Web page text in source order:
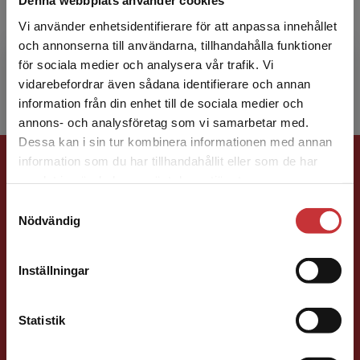
Vi använder enhetsidentifierare för att anpassa innehållet
och annonserna till användarna, tillhandahålla funktioner
för sociala medier och analysera vår trafik. Vi
vidarebefordrar även sådana identifierare och annan
information från din enhet till de sociala medier och
annons- och analysföretag som vi samarbetar med.
Dessa kan i sin tur kombinera informationen med annan
information som du har tillhandahållit eller som de har
Nödvändig
Inställningar
Statistik
Begränsad fraktregion
Det verkar som att du besöker
studentlitteratur.se via en enhet utanför Sverige.
Vi erbjuder inte leveranser utanför Sverige. För
att kunna slutföra ett köp måste
Anders Källén är filosofie doktor i matematik.
Han har arbetat som statistiker på Astra
Zeneca i 25 år och därefter som
universitetslektor i matema...
Förlagskontakt